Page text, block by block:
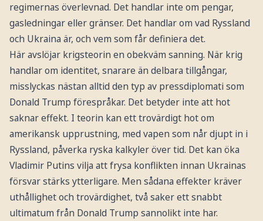
regimernas överlevnad. Det handlar inte om pengar,
gasledningar eller gränser. Det handlar om vad Ryssland
och Ukraina är, och vem som får definiera det.
Här avslöjar krigsteorin en obekväm sanning. När krig
handlar om identitet, snarare än delbara tillgångar,
misslyckas nästan alltid den typ av pressdiplomati som
Donald Trump förespråkar. Det betyder inte att hot
saknar effekt. I teorin kan ett trovärdigt hot om
amerikansk upprustning, med vapen som når djupt in i
Ryssland, påverka ryska kalkyler över tid. Det kan öka
Vladimir Putins vilja att frysa konflikten innan Ukrainas
försvar stärks ytterligare. Men sådana effekter kräver
uthållighet och trovärdighet, två saker ett snabbt
ultimatum från Donald Trump sannolikt inte har.